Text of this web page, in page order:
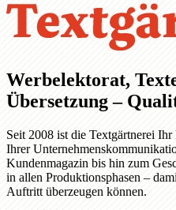
Werbelektorat,
Übersetzung –
Seit 2008 ist die Textgärtnerei
Ihrer
Kundenmagazin bis hin zum
in allen Produktionsphasen –
Auftritt überzeugen können.